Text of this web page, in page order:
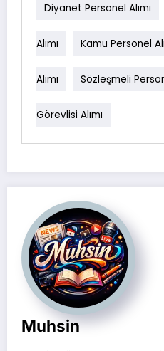
Diyanet Personel Alımı
Alımı Kamu Personel
Alımı Sözleşmeli
Görevlisi Alımı
Muhsin